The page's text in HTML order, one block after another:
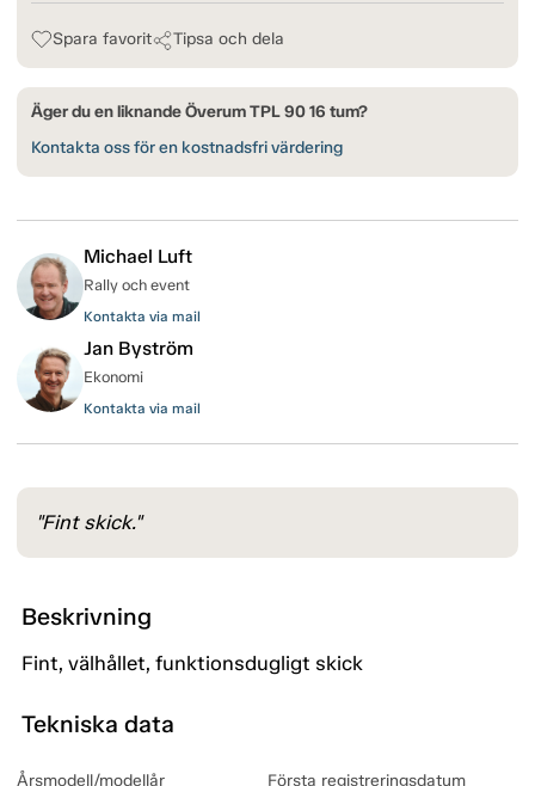
Spara favorit Tipsa och dela
Äger du en liknande Överum TPL 90 16 tum?
Kontakta oss för en kostnadsfri värdering
Michael Luft
Rally och event
Kontakta via mail
Jan Byström
Ekonomi
Kontakta via mail
"Fint skick."
Beskrivning
Fint, välhållet, funktionsdugligt skick
Tekniska data
Årsmodell/modellår Första registreringsdatum